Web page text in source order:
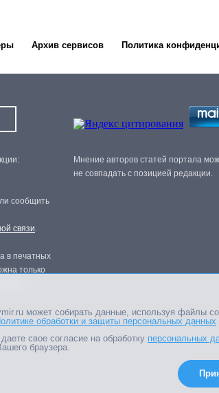
Архив сервисов Политика
сообщить
связи.
в печатных
только
Мнение авторов статей портала
не совпадать с позицией редакции.
может собирать данные, используя файлы
обработки и защиты персональных данных
свое согласие на обработку персональных
браузера.